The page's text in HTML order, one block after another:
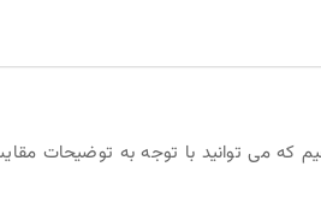
میدهیم که می توانید با توجه به توضیحات